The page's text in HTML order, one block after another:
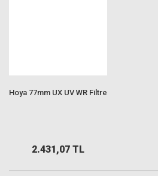
Hoya 77mm UX UV WR Filtre
2.431,07 TL